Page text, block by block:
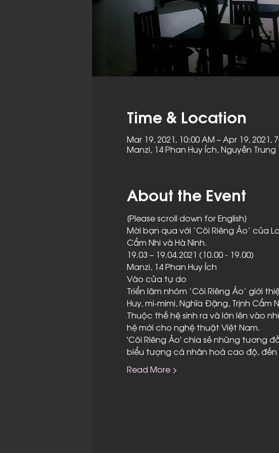
Time & Location
Mar 19, 2021, 10:00 AM – Apr 19, 2021,
Manzi, 14 Phan Huy Ích, Nguyễn
About the Event
[Please scroll down for English]
Mời bạn qua với ‘Cõi Riêng Ảo’ của
Cẩm Nhi và Hà Ninh.
19.03 – 19.04.2021 (10.00 - 19.00)
Manzi, 14 Phan Huy Ích
Vào cửa tự do
Triển lãm nhóm ‘Cõi Riêng Ảo’ giới
Huy, mi-mimi, Nghĩa Đặng, Trịnh
Thuộc thế hệ sinh ra và lớn lên vào
hệ mới cho nghệ thuật Việt Nam.
'Cõi Riêng Ảo' chia sẻ những tương
biểu tượng cá nhân hoá cao độ,
Read More >